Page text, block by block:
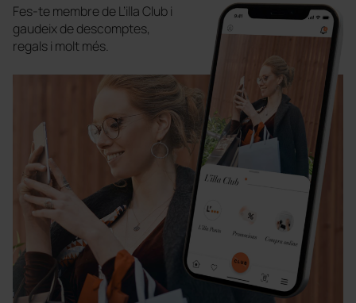
Fes-te membre de L’illa Club i
gaudeix de descomptes,
regals i molt més.